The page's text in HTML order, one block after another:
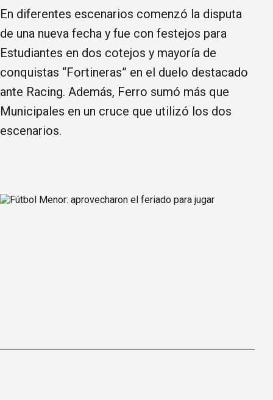
En diferentes escenarios comenzó la disputa
de una nueva fecha y fue con festejos para
Estudiantes en dos cotejos y mayoría de
conquistas “Fortineras” en el duelo destacado
ante Racing. Además, Ferro sumó más que
Municipales en un cruce que utilizó los dos
escenarios.